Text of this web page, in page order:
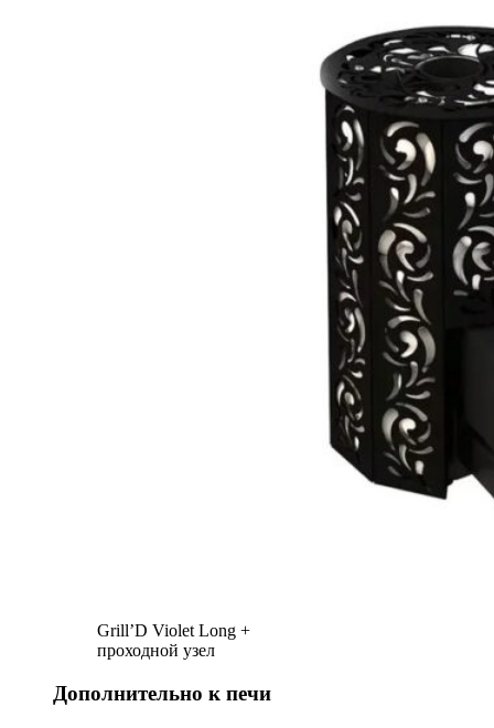
Grill’D Violet Long +
проходной узел
Дополнительно к печи